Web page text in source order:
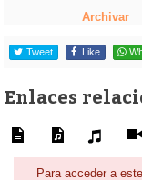
Archivar
Tweet Like
Enlaces
Para acceder a